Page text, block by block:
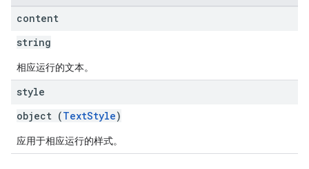
content
string
相应运行的文本。
style
object (TextStyle)
应用于相应运行的样式。